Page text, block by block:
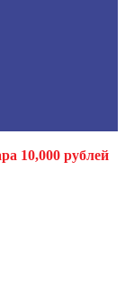
10,000 рублей